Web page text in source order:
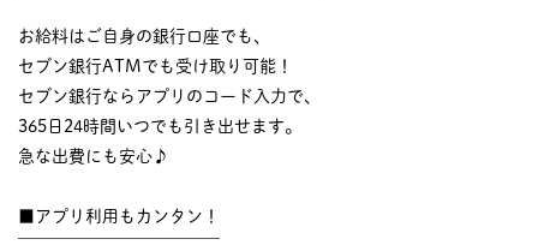
お給料はご自身の銀行口座でも、
セブン銀行ATMでも受け取り可能！
セブン銀行ならアプリのコード入力で、
365日24時間いつでも引き出せます。
急な出費にも安心♪
■アプリ利用もカンタン！